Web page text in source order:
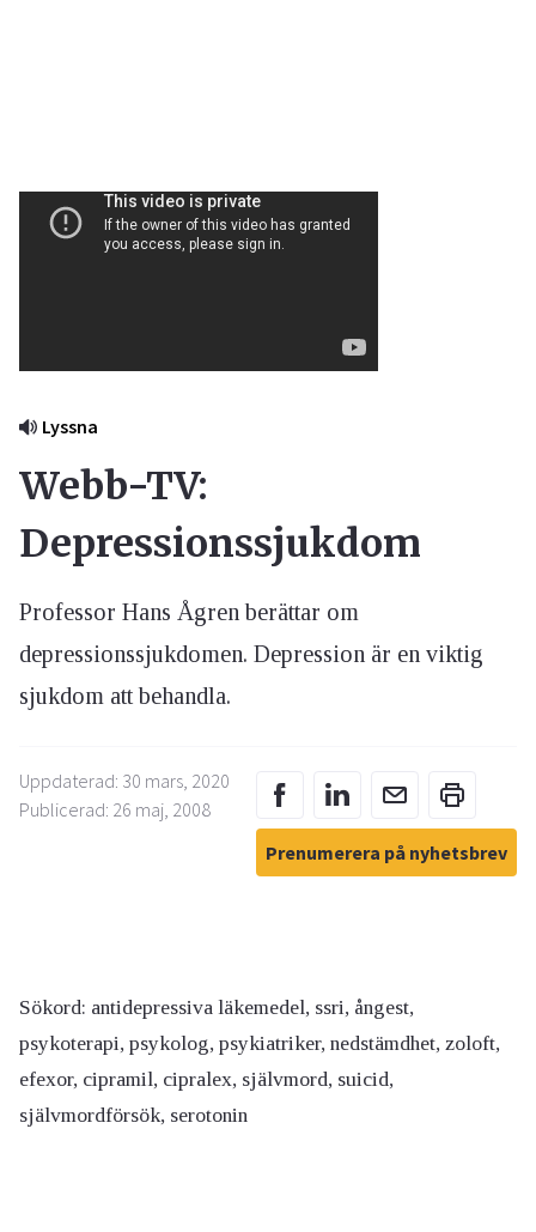
Lyssna
Webb-TV:
Depressionssjukdom
Professor Hans Ågren berättar om
depressionssjukdomen. Depression är en viktig
sjukdom att behandla.
Uppdaterad: 30 mars, 2020
Publicerad: 26 maj, 2008
Prenumerera på nyhetsbrev
Sökord: antidepressiva läkemedel, ssri, ångest,
psykoterapi, psykolog, psykiatriker, nedstämdhet, zoloft,
efexor, cipramil, cipralex, självmord, suicid,
självmordförsök, serotonin